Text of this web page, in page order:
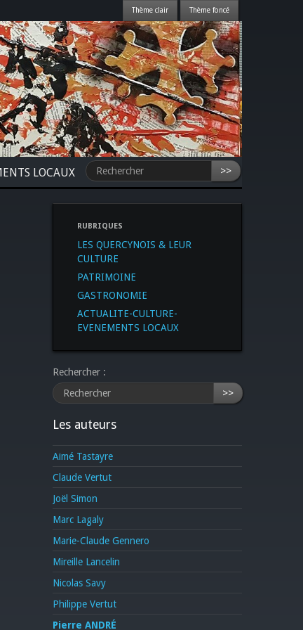
LOCAUX >>
RUBRIQUES
LES QUERCYNOIS & LEUR
CULTURE
PATRIMOINE
GASTRONOMIE
ACTUALITE-CULTURE-
EVENEMENTS LOCAUX
Rechercher :
>>
Les auteurs
Aimé Tastayre
Claude Vertut
Joël Simon
Marc Lagaly
Marie-Claude Gennero
Mireille Lancelin
Nicolas Savy
Philippe Vertut
Pierre ANDRÉ